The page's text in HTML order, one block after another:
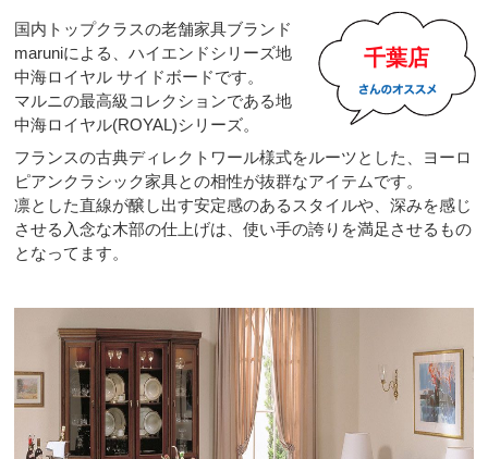
千葉店
国内トップクラスの老舗家具ブランド
maruniによる、ハイエンドシリーズ地
中海ロイヤル サイドボードです。
マルニの最高級コレクションである地
中海ロイヤル(ROYAL)シリーズ。
フランスの古典ディレクトワール様式をルーツとした、ヨーロ
ピアンクラシック家具との相性が抜群なアイテムです。
凛とした直線が醸し出す安定感のあるスタイルや、深みを感じ
させる入念な木部の仕上げは、使い手の誇りを満足させるもの
となってます。